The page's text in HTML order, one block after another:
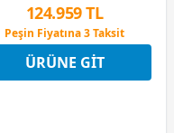
124.959 TL
Peşin Fiyatına 3 Taksit
9 Ay x 17.349 TL taksitle
Peşin Fiyatına 3 Taksit
ÜRÜNE GIT